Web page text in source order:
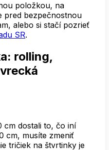
položkou, na
pred bezpečnostnou
alebo si stačí pozrieť
SR.
rolling,
cm dostali to, čo iní
cm, musíte zmeniť
tričiek na štvrtinky je